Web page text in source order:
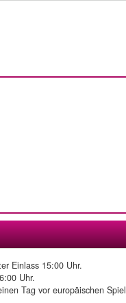
Einlass 15:00 Uhr.
Uhr.
Tag vor europäischen